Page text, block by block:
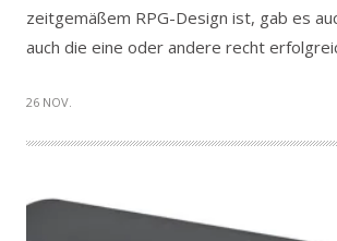
zeitgemäßem RPG-Design ist, gab es
auch die eine oder andere recht
26 NOV.